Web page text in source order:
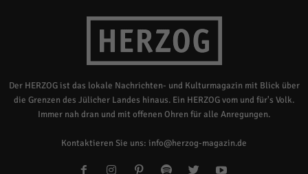
Der HERZOG ist das lokale Nachrichten- und Kulturmagazin mit Blick über
die Grenzen des Jülicher Landes hinaus. Ein HERZOG vom und für's Volk.
Immer nah dran und mit offenen Ohren für alle Anregungen.
Kontaktieren Sie uns: info@herzog-magazin.de